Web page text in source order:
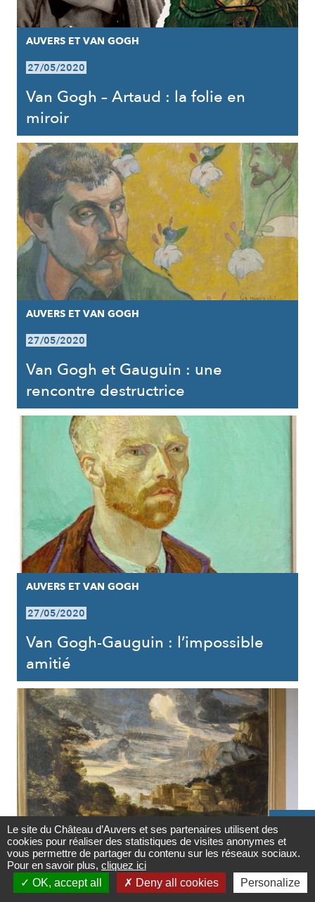
Contact

Newsletter
AUVERS ET VAN GOGH
27/05/2020
Van Gogh – Artaud : la folie en
miroir
AUVERS ET VAN GOGH
27/05/2020
Van Gogh et Gauguin : une
rencontre destructrice
AUVERS ET VAN GOGH
27/05/2020
Van Gogh-Gauguin : l’impossible
amitié
AUVERS ET LES ARTS
27/05/2020
Le site du Château d’Auvers et ses partenaires utilisent des
cookies pour réaliser des statistiques de visites anonymes et
vous permettre de partager du contenu sur les réseaux sociaux.
Pour en savoir plus, cliquez ici
OK, accept all
Deny all cookies Personalize